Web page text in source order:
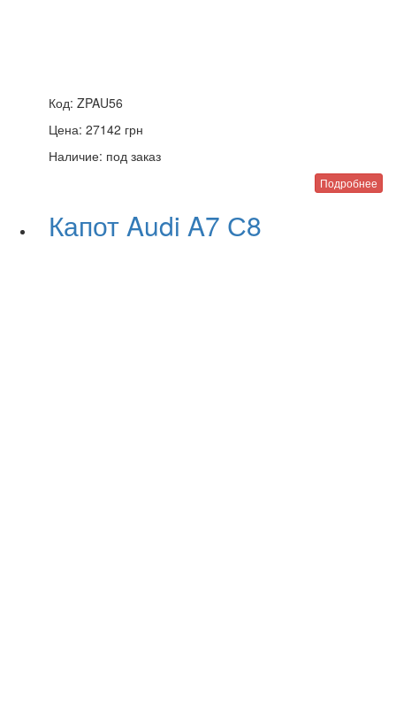
Код: ZPAU56
Цена: 27142 грн
Наличие: под заказ
Подробнее
Капот Audi A7 С8